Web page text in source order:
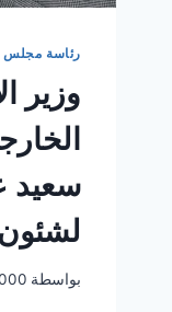
رئاسة مجلس
وزير
سعيد
بواسطة